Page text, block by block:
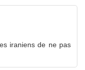
iraniens de ne pas